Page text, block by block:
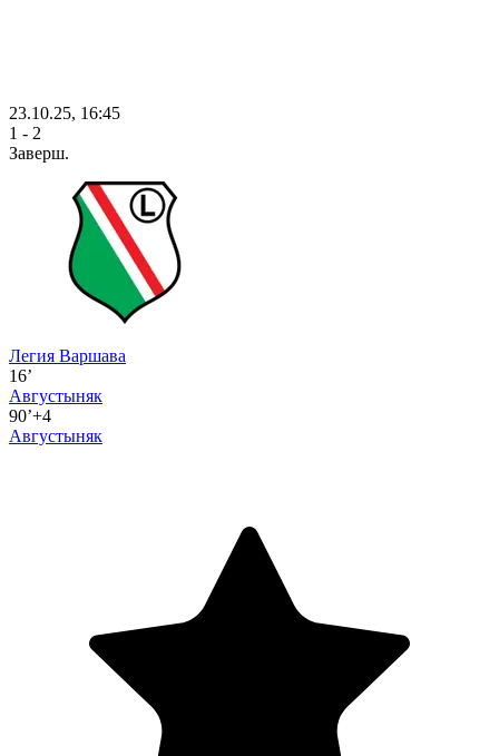
23.10.25, 16:45
1 - 2
Заверш.
Легия Варшава
16’
Августыняк
90’+4
Августыняк